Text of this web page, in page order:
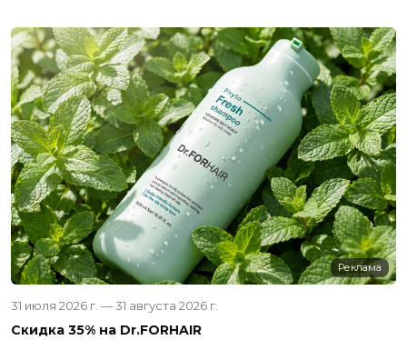
Реклама
31 июля 2026 г. — 31 августа 2026 г.
Скидка 35% на Dr.FORHAIR